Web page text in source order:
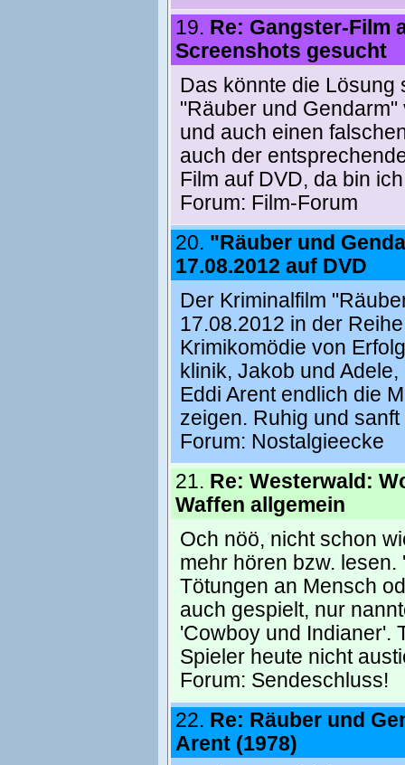
19. Re: Gangster-Film
Screenshots gesucht
Das könnte die Lösung
"Räuber und
und auch einen
auch der
Film auf DVD, da bin
Forum: Film-Forum
20. "Räuber und
17.08.2012 auf DVD
Der Kriminalfilm
17.08.2012 in der
Krimikomödie von
klinik, Jakob und
Eddi Arent endlich die
zeigen. Ruhig und sanft
Forum: Nostalgieecke
21. Re: Westerwald:
Waffen allgemein
Och nöö, nicht schon
mehr hören bzw.
Tötungen an Mensch
auch gespielt, nur
'Cowboy und Indianer'.
Spieler heute nicht
Forum: Sendeschluss!
22. Re: Räuber und
Arent (1978)